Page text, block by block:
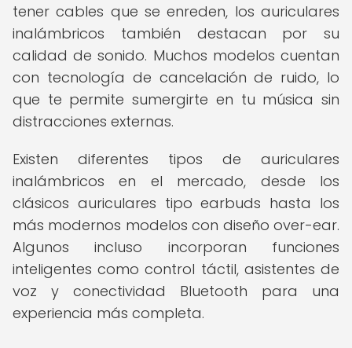
tener cables que se enreden, los auriculares
inalámbricos también destacan por su
calidad de sonido. Muchos modelos cuentan
con tecnología de cancelación de ruido, lo
que te permite sumergirte en tu música sin
distracciones externas.
Existen diferentes tipos de auriculares
inalámbricos en el mercado, desde los
clásicos auriculares tipo earbuds hasta los
más modernos modelos con diseño over-ear.
Algunos incluso incorporan funciones
inteligentes como control táctil, asistentes de
voz y conectividad Bluetooth para una
experiencia más completa.